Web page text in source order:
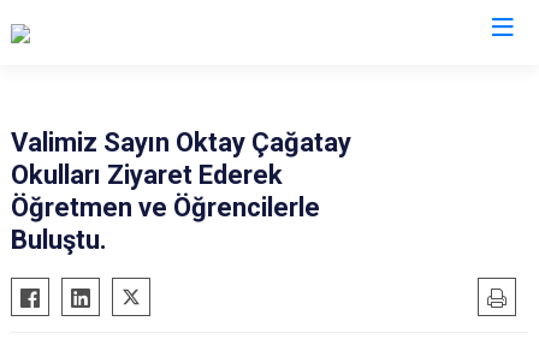
Valimiz Sayın Oktay Çağatay
Okulları Ziyaret Ederek
Öğretmen ve Öğrencilerle
Buluştu.